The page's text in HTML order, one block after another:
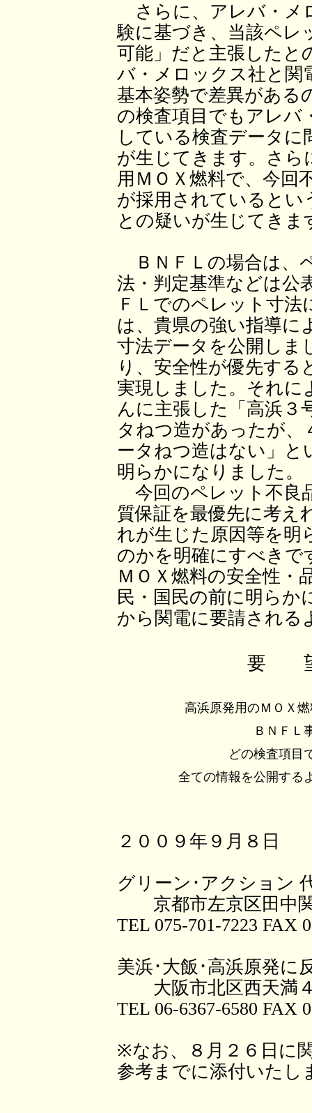
さらに、アレバ・メ
験に基づき、当該ペレ
可能」だと主張したと
バ・メロックス社と関
基本姿勢で差異がある
の検査項目でもアレバ
している検査データ
が生じてきます。さら
用ＭＯＸ燃料で、今回
が採用されているとい
との疑いが生じてきま
ＢＮＦＬの場合は、
法・判定基準などは公
ＦＬでのペレット寸
は、貴県の強い指導に
寸法データを公開しま
り、安全性が優先する
実現しました。それに
んに主張した「高浜３
タねつ造があったが、
ータねつ造はない」と
明らかになりました。
今回のペレット不良
質保証を最優先に考え
れが生じた原因等を明
のかを明確にすべきで
ＭＯＸ燃料の安全性・
民・国民の前に明らか
から関電に要請される
要
高浜原発用のＭＯＸ
ＢＮＦＬ
どの検査項目
全ての情報を公開する
２００９年９月８日
グリーン･アクション
京都市左京区田中
TEL 075-701-7223 FAX
美浜･大飯･高浜原発に
大阪市北区西天満
TEL 06-6367-6580 FAX
※なお、８月２６日に
参考までに添付いたし